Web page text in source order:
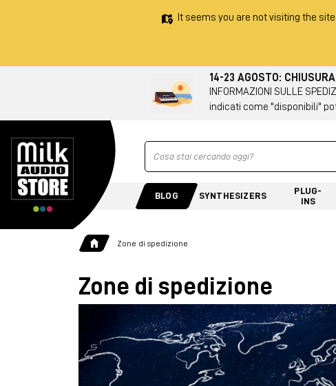
It seems you are not visiting the
14-23 AGOSTO:
INFORMAZIONI SULLE
indicati come "disponibili"
Ricerca
BLOG SYNTHESIZERS
PLUG-
INS
Zone di spedizione
Zone di spedizione